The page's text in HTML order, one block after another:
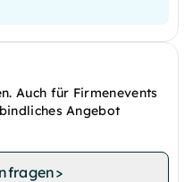
Auch für Firmenevents
Angebot
>